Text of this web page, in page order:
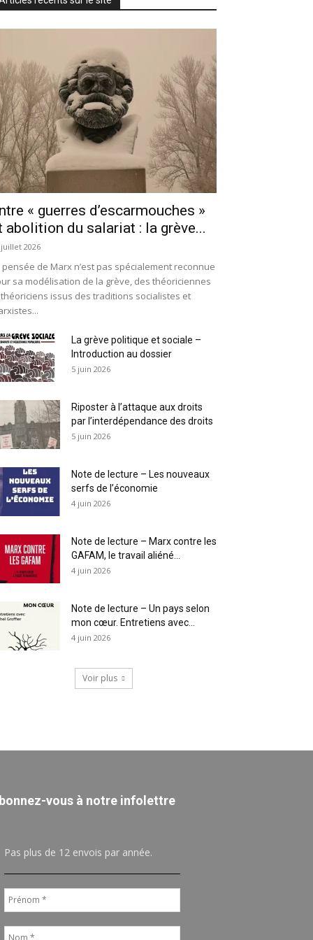
« guerres d’escarmouches »
abolition du salariat : la grève...
juillet 2026
pensée de Marx n’est pas spécialement reconnue
sa modélisation de la grève, des théoriciennes
issus des traditions socialistes et
La grève politique et sociale –
Introduction au dossier
5 juin 2026
Riposter à l’attaque aux droits
par l’interdépendance des droits
5 juin 2026
Note de lecture – Les nouveaux
serfs de l’économie
4 juin 2026
Note de lecture – Marx contre les
GAFAM, le travail aliéné...
4 juin 2026
Note de lecture – Un pays selon
mon cœur. Entretiens avec...
4 juin 2026
Voir plus
vous à notre infolettre
Pas plus de 12 envois par année.